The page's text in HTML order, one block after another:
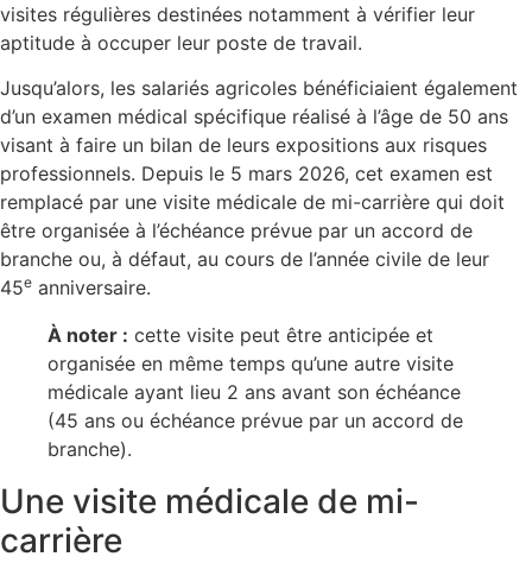
visites régulières destinées notamment à vérifier leur
aptitude à occuper leur poste de travail.
Jusqu’alors, les salariés agricoles bénéficiaient également
d’un examen médical spécifique réalisé à l’âge de 50 ans
visant à faire un bilan de leurs expositions aux risques
professionnels. Depuis le 5 mars 2026, cet examen est
remplacé par une visite médicale de mi-carrière qui doit
être organisée à l’échéance prévue par un accord de
branche ou, à défaut, au cours de l’année civile de leur
45e anniversaire.
À noter : cette visite peut être anticipée et
organisée en même temps qu’une autre visite
médicale ayant lieu 2 ans avant son échéance
(45 ans ou échéance prévue par un accord de
branche).
Une visite médicale de mi-
carrière